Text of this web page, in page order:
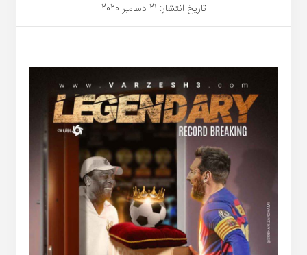
تاریخ انتشار: 21 دسامبر 2020